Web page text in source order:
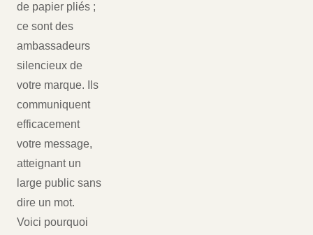
de papier pliés ;
ce sont des
ambassadeurs
silencieux de
votre marque. Ils
communiquent
efficacement
votre message,
atteignant un
large public sans
dire un mot.
Voici pourquoi